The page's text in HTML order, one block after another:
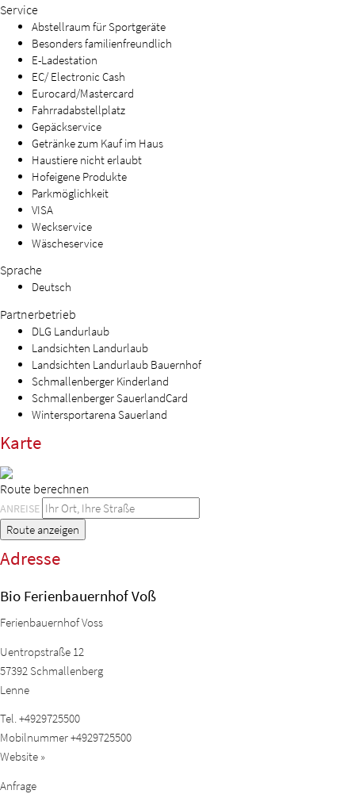
Service
Abstellraum für Sportgeräte
Besonders familienfreundlich
E-Ladestation
EC/ Electronic Cash
Eurocard/Mastercard
Fahrradabstellplatz
Gepäckservice
Getränke zum Kauf im Haus
Haustiere nicht erlaubt
Hofeigene Produkte
Parkmöglichkeit
VISA
Weckservice
Wäscheservice
Sprache
Deutsch
Partnerbetrieb
DLG Landurlaub
Landsichten Landurlaub
Landsichten Landurlaub Bauernhof
Schmallenberger Kinderland
Schmallenberger SauerlandCard
Wintersportarena Sauerland
Karte
Route berechnen
ANREISE
Route anzeigen
Adresse
Bio Ferienbauernhof Voß
Ferienbauernhof Voss
Uentropstraße 12
57392 Schmallenberg
Lenne
Tel.+4929725500
Mobilnummer+4929725500
Website »
Anfrage